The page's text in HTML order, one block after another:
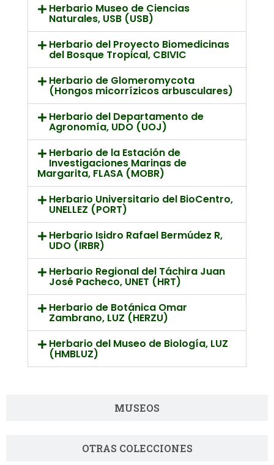
MUSEOS
OTRAS COLECCIONES
Herbario Museo de Ciencias
Naturales, USB (USB)
Herbario del Proyecto Biomedicinas
del Bosque Tropical, CBIVIC
Herbario de Glomeromycota
(Hongos micorrízicos arbusculares)
Herbario del Departamento de
Agronomía, UDO (UOJ)
Herbario de la Estación de
Investigaciones Marinas de
Margarita, FLASA (MOBR)
Herbario Universitario del BioCentro,
UNELLEZ (PORT)
Herbario Isidro Rafael Bermúdez R,
UDO (IRBR)
Herbario Regional del Táchira Juan
José Pacheco, UNET (HRT)
Herbario de Botánica Omar
Zambrano, LUZ (HERZU)
Herbario del Museo de Biología, LUZ
(HMBLUZ)